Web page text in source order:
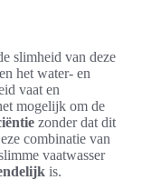
slimheid van deze
het water- en
vaat en
mogelijk om de
zonder dat dit
combinatie van
vaatwasser
is.